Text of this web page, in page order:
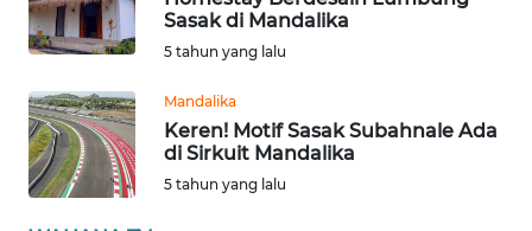
Sasak di Mandalika
5 tahun yang lalu
Mandalika
Keren! Motif Sasak Subahnale Ada
di Sirkuit Mandalika
5 tahun yang lalu
WN
WN
SERAMBI